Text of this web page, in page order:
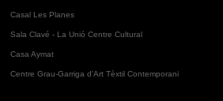
Casal Les Planes
Sala Clavé - La Unió Centre Cultural
Casa Aymat
Centre Grau-Garriga d'Art Tèxtil Contemporani